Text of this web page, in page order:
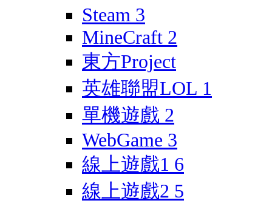
Steam 3
MineCraft 2
東方Project
英雄聯盟LOL 1
單機遊戲 2
WebGame 3
線上遊戲1 6
線上遊戲2 5